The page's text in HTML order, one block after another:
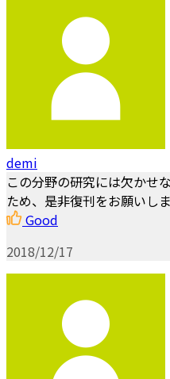
demi
この分野の研究には欠かせ
ため、是非復刊をお願いしま
Good
2018/12/17